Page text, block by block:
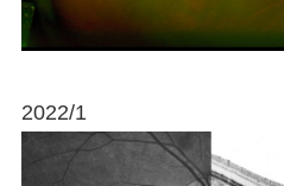
2022/1